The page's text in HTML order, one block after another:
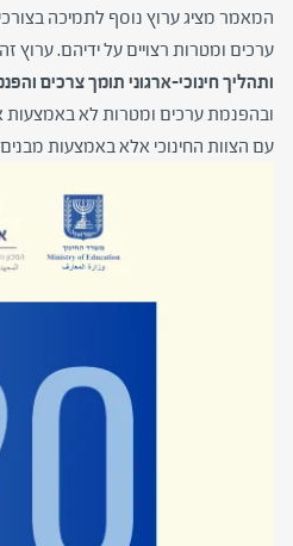
המאמר מציג ערוץ נוסף לתמיכה
ערכים ומטרות רצויים על ידיהם. ערוץ
ותהליך חינוכי-ארגוני תומך צרכים
ובהפנמת ערכים ומטרות לא באמצעות
עם הצוות החינוכי אלא באמצעות מבנים